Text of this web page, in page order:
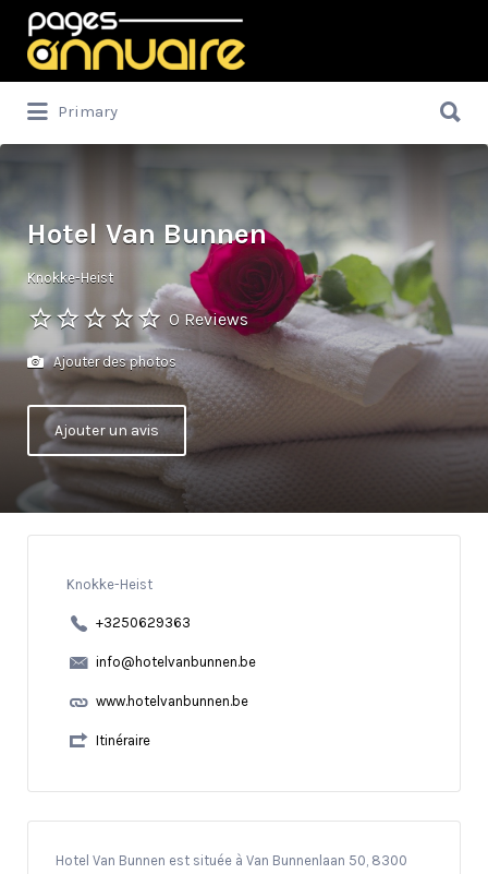
Rechercher:
Primary
Hotel Van Bunnen
Knokke-Heist
0 Reviews
Ajouter des photos
Ajouter un avis
Knokke-Heist
+3250629363
info@hotelvanbunnen.be
www.hotelvanbunnen.be
Itinéraire
Hotel Van Bunnen est située à Van Bunnenlaan 50, 8300